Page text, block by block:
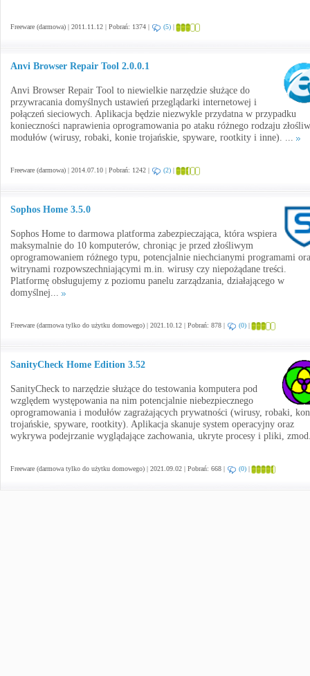
Freeware (darmowa) | 2011.11.12 | Pobrań: 1374 | (5) |
Anvi Browser Repair Tool 2.0.0.1
Anvi Browser Repair Tool to niewielkie narzędzie służące do
przywracania domyślnych ustawień przeglądarki internetowej i
połączeń sieciowych. Aplikacja będzie niezwykle przydatna w przypadku
konieczności naprawienia oprogramowania po ataku różnego rodzaju
modułów (wirusy, robaki, konie trojańskie, spyware, rootkity i inne). ...
Freeware (darmowa) | 2014.07.10 | Pobrań: 1242 | (2) |
Sophos Home 3.5.0
Sophos Home to darmowa platforma zabezpieczająca, która wspiera
maksymalnie do 10 komputerów, chroniąc je przed złośliwym
oprogramowaniem różnego typu, potencjalnie niechcianymi programami
witrynami rozpowszechniającymi m.in. wirusy czy niepożądane treści.
Platformę obsługujemy z poziomu panelu zarządzania, działającego w
domyślnej...
Freeware (darmowa tylko do użytku domowego) | 2021.10.12 | Pobrań: 878 | (0) |
SanityCheck Home Edition 3.52
SanityCheck to narzędzie służące do testowania komputera pod
względem występowania na nim potencjalnie niebezpiecznego
oprogramowania i modułów zagrażających prywatności (wirusy, robaki,
trojańskie, spyware, rootkity). Aplikacja skanuje system operacyjny oraz
wykrywa podejrzanie wyglądające zachowania, ukryte procesy i pliki,
Freeware (darmowa tylko do użytku domowego) | 2021.09.02 | Pobrań: 668 | (0) |